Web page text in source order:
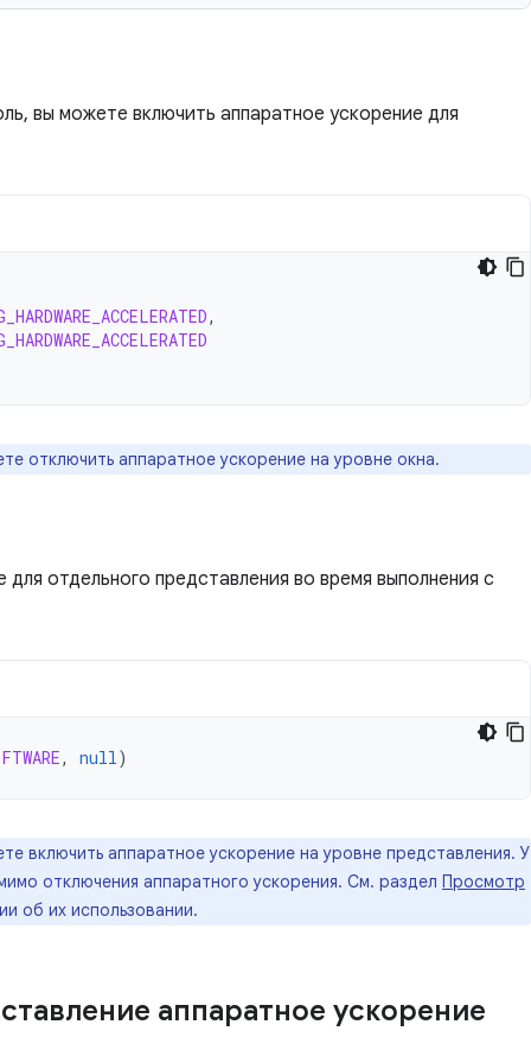
вы можете включить аппаратное ускорение для
,
отключить аппаратное ускорение на уровне окна.
отдельного представления во время выполнения с
, null)
включить аппаратное ускорение на уровне представления. У
отключения аппаратного ускорения. См. раздел Просмотр
об их использовании.
аппаратное ускорение